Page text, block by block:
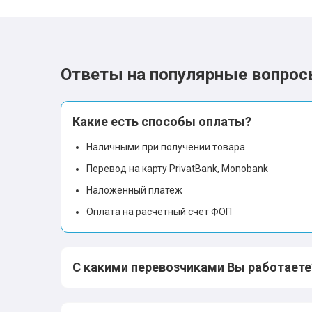
Ответы на популярные
Какие есть способы оплаты?
Наличными при получении товара
Перевод на карту PrivatBank, Monobank
Наложенный платеж
Оплата на расчетный счет ФОП
С какими перевозчиками Вы